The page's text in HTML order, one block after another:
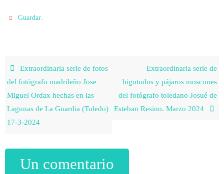
Guardar.
Extraordinaria serie de fotos
del fotógrafo madrileño Jose
Miguel Ordax hechas en las
Lagunas de La Guardia (Toledo)
17-3-2024
Extraordinaria serie de
bigotudos y pájaros moscones
del fotógrafo toledano Josué de
Esteban Resino. Marzo 2024
Un comentario